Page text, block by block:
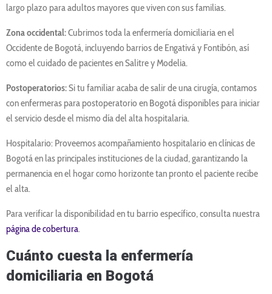
largo plazo para adultos mayores que viven con sus familias.
Zona occidental:Cubrimos toda la enfermería domiciliaria en el
Occidente de Bogotá, incluyendo barrios de Engativá y Fontibón, así
como el cuidado de pacientes en Salitre y Modelia.
Postoperatorios:Si tu familiar acaba de salir de una cirugía, contamos
con enfermeras para postoperatorio en Bogotá disponibles para iniciar
el servicio desde el mismo día del alta hospitalaria.
Hospitalario: Proveemos acompañamiento hospitalario en clínicas de
Bogotá en las principales instituciones de la ciudad, garantizando la
permanencia en el hogar como horizonte tan pronto el paciente recibe
el alta.
Para verificar la disponibilidad en tu barrio específico, consulta nuestra
página de cobertura.
Cuánto cuesta la enfermería
domiciliaria en Bogotá